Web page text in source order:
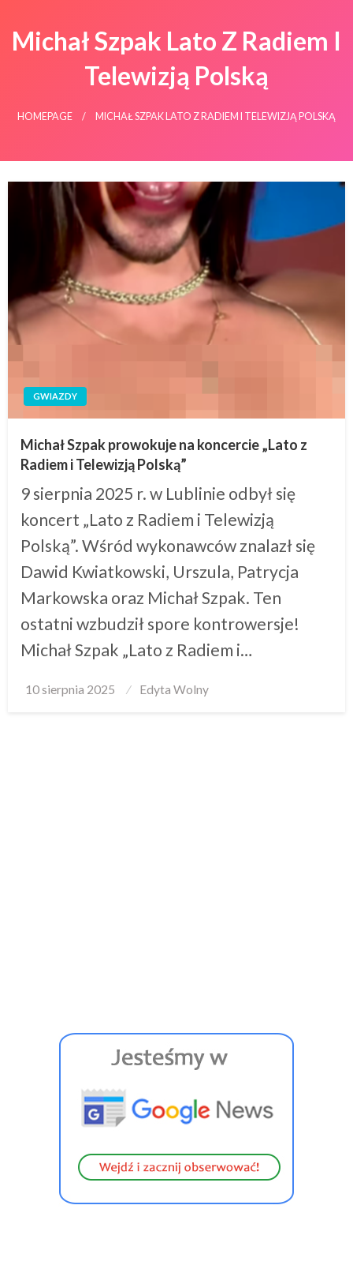
Michał Szpak Lato Z Radiem I
Telewizją Polską
HOMEPAGE MICHAŁ SZPAK LATO Z RADIEM I TELEWIZJĄ POLSKĄ
GWIAZDY
Michał Szpak prowokuje na koncercie „Lato z
Radiem i Telewizją Polską”
9 sierpnia 2025 r. w Lublinie odbył się
koncert „Lato z Radiem i Telewizją
Polską”. Wśród wykonawców znalazł się
Dawid Kwiatkowski, Urszula, Patrycja
Markowska oraz Michał Szpak. Ten
ostatni wzbudził spore kontrowersje!
Michał Szpak „Lato z Radiem i…
Posted
10 sierpnia 2025 Edyta Wolny